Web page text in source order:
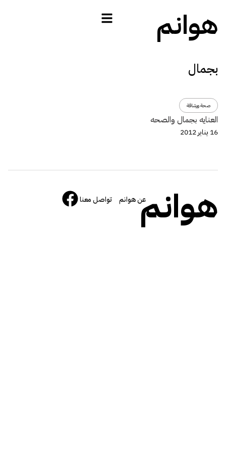
هوانم
بجمال
صحة ورشاقة
العنايه بجمال والصحه
16 يناير 2012
هوانمعن هوانم تواصل معنا